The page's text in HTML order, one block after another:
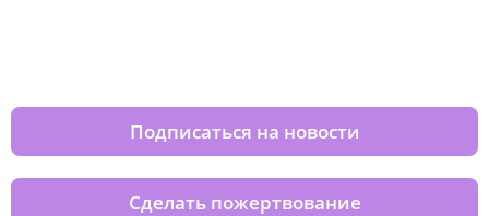
Подписаться на новости
Сделать пожертвование